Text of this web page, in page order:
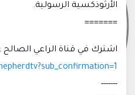
الأرثوذكسية الرسولية.
=======
اشترك في قناة الراعي الصالح
-------